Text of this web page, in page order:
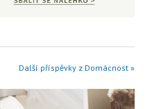
Další příspěvky z Domácnost »